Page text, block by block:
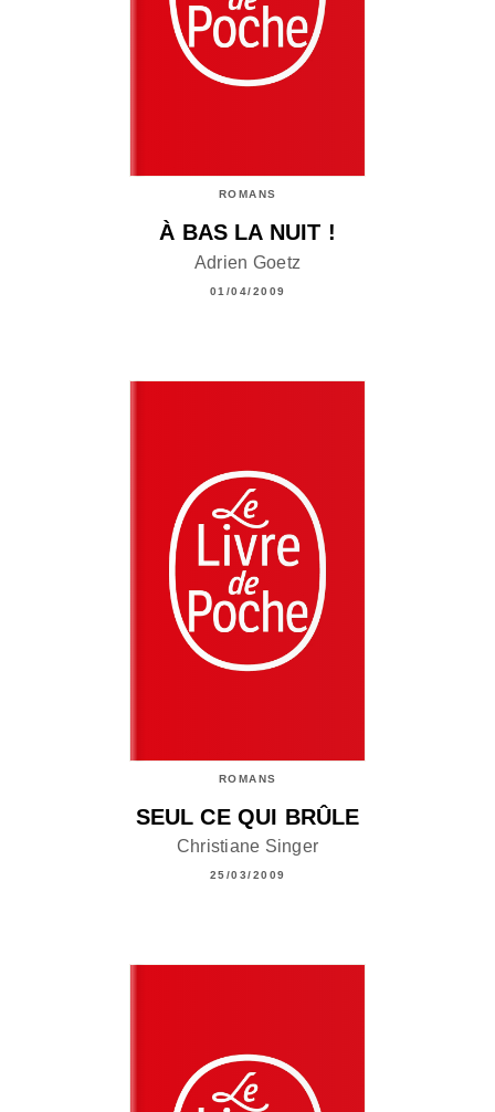
ROMANS
À BAS LA NUIT !
Adrien Goetz
01/04/2009
ROMANS
SEUL CE QUI BRÛLE
Christiane Singer
25/03/2009